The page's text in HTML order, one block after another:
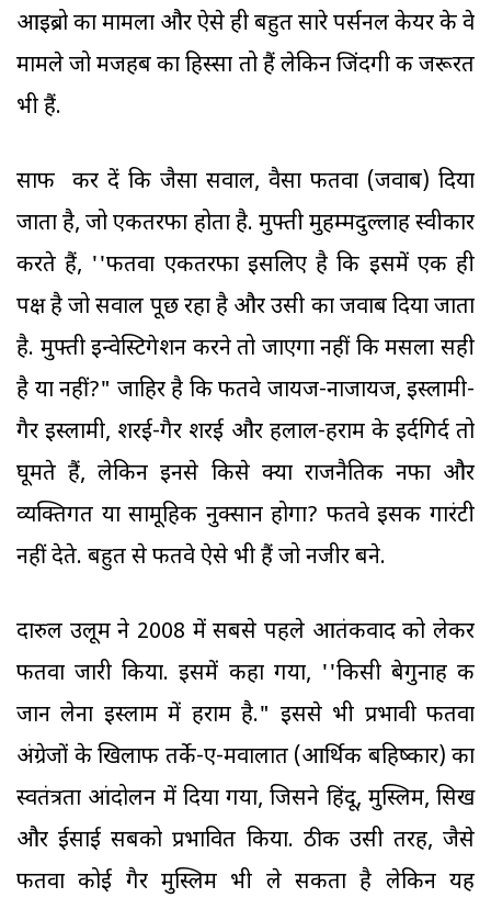
आइब्रो का मामला और ऐसे ही बहुत सारे पर्सनल केयर के वे
मामले जो मजहब का हिस्सा तो हैं लेकिन जिंदगी की जरूरत
भी हैं.
साफ कर दें कि जैसा सवाल, वैसा फतवा (जवाब) दिया
जाता है, जो एकतरफा होता है. मुफ्ती मुहम्मदुल्लाह स्वीकार
करते हैं, ''फतवा एकतरफा इसलिए है कि इसमें एक ही
पक्ष है जो सवाल पूछ रहा है और उसी का जवाब दिया जाता
है. मुफ्ती इन्वेस्टिगेशन करने तो जाएगा नहीं कि मसला सही
है या नहीं?" जाहिर है कि फतवे जायज-नाजायज, इस्लामी-
गैर इस्लामी, शरई-गैर शरई और हलाल-हराम के इर्दगिर्द तो
घूमते हैं, लेकिन इनसे किसे क्या राजनैतिक नफा और
व्यक्तिगत या सामूहिक नुक्सान होगा? फतवे इसकी गारंटी
नहीं देते. बहुत से फतवे ऐसे भी हैं जो नजीर बने.
दारुल उलूम ने 2008 में सबसे पहले आतंकवाद को लेकर
फतवा जारी किया. इसमें कहा गया, ''किसी बेगुनाह की
जान लेना इस्लाम में हराम है." इससे भी प्रभावी फतवा
अंग्रेजों के खिलाफ तर्के-ए-मवालात (आर्थिक बहिष्कार) का
स्वतंत्रता आंदोलन में दिया गया, जिसने हिंदू, मुस्लिम, सिख
और ईसाई सबको प्रभावित किया. ठीक उसी तरह, जैसे
फतवा कोई गैर मुस्लिम भी ले सकता है लेकिन यह